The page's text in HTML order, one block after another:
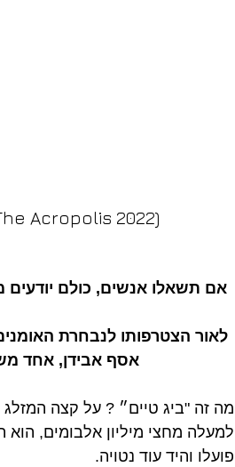
Acropolis 2022)
אם תשאלו אנשים, כולם
לאור הצטרפותו לנבחרת
אסף אבידן, אחד
מה זה "ביג טיים״ ? על קצה
למעלה מחצי מיליון אלבומים,
פועלו והיד עוד נטויה.